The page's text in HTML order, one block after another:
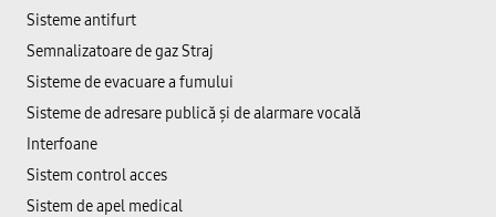
Sisteme antifurt
Semnalizatoare de gaz Straj
Sisteme de evacuare a fumului
Sisteme de adresare publică şi de alarmare vocală
Interfoane
Sistem control acces
Sistem de apel medical